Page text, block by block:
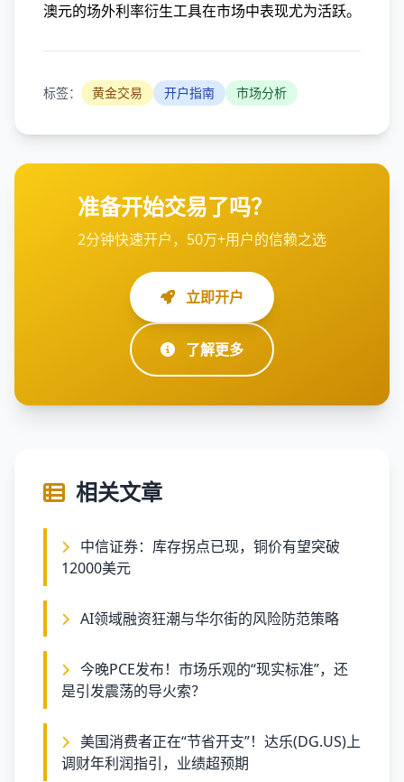
澳元的场外利率衍生工具在市场中表现尤为活跃。
标签： 黄金交易 开户指南 市场分析
准备开始交易了吗？
2分钟快速开户，50万+用户的信赖之选
立即开户
了解更多
相关文章
12000美元
AI领域融资狂潮与华尔街的风险防范策略
是引发震荡的导火索？
调财年利润指引，业绩超预期